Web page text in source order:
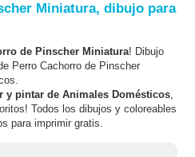
Miniatura, dibujo para
de Pinscher Miniatura! Dibujo
Perro Cachorro de Pinscher
y pintar de Animales Domésticos,
Todos los dibujos y coloreables
para imprimir gratis.